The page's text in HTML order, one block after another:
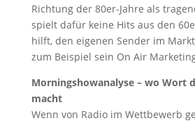
Richtung der 80er-Jahre als
spielt dafür keine Hits aus den
hilft, den eigenen Sender im
zum Beispiel sein On Air
Morningshowanalyse – wo Wort
macht
Wenn von Radio im Wettbewerb